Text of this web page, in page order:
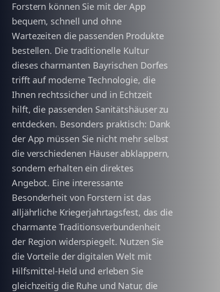
Forstern können Sie mit der App
bequem, schnell und ohne
Wartezeiten die passenden Produkte
bestellen. Die traditionelle Kultur
dieses charmanten Bayrischen Dorfes
trifft auf moderne Technologie, die
Ihnen rechtssicher und in Echtzeit
hilft, die passenden Sanitätshäuser zu
entdecken. Besonders praktisch: Dank
der App müssen Sie nicht mehr selbst
die verschiedenen Häuser abklappern,
sondern erhalten ein direktes
Angebot. Eine interessante
Besonderheit von Forstern ist das
alljährliche Kriegerjahrtagsfest, das die
charmante Traditionsverbundenheit
der Region widerspiegelt. Nutzen Sie
die Vorteile der digitalen Welt mit
Hilfsmittel-Held und erleben Sie
gleichzeitig die Ruhe und Natur, die